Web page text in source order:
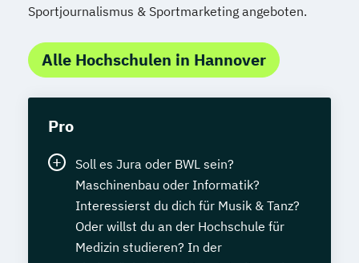
Sportjournalismus & Sportmarketing angeboten.
Alle Hochschulen in Hannover
Pro
Soll es Jura oder BWL sein?
Maschinenbau oder Informatik?
Interessierst du dich für Musik & Tanz?
Oder willst du an der Hochschule für
Medizin studieren? In der